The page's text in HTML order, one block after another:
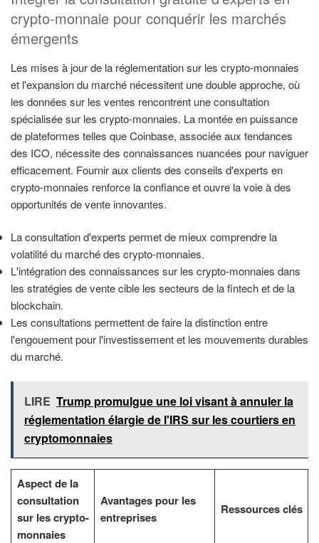
crypto-monnaie pour conquérir les marchés
émergents
Les mises à jour de la réglementation sur les crypto-monnaies
et l'expansion du marché nécessitent une double approche, où
les données sur les ventes rencontrent une consultation
spécialisée sur les crypto-monnaies. La montée en puissance
de plateformes telles que Coinbase, associée aux tendances
des ICO, nécessite des connaissances nuancées pour naviguer
efficacement. Fournir aux clients des conseils d'experts en
crypto-monnaies renforce la confiance et ouvre la voie à des
opportunités de vente innovantes.
La consultation d'experts permet de mieux comprendre la
volatilité du marché des crypto-monnaies.
L'intégration des connaissances sur les crypto-monnaies dans
les stratégies de vente cible les secteurs de la fintech et de la
blockchain.
Les consultations permettent de faire la distinction entre
l'engouement pour l'investissement et les mouvements durables
du marché.
LIRE Trump promulgue une loi visant à annuler la
réglementation élargie de l'IRS sur les courtiers en
cryptomonnaies
Aspect de la
consultation
sur les crypto-
monnaies
Avantages pour les
entreprises
Ressources clés